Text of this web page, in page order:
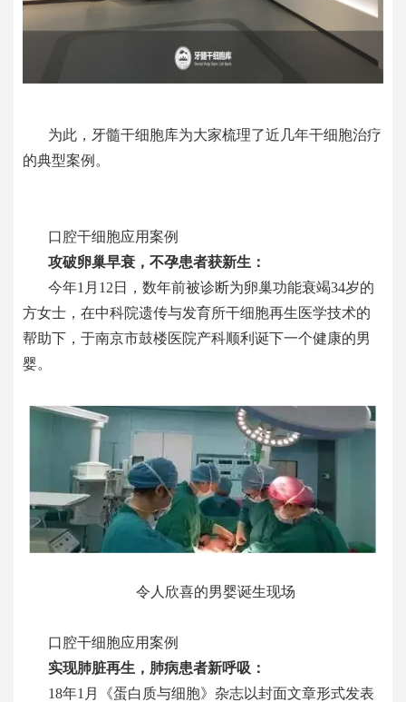
为此， 牙髓干细胞库为大家梳理了近几年干细胞治疗
的典型案例。
口腔干细胞应用案例
攻破卵巢早衰，不孕患者获新生 ：
今年1月12日，数年前被诊断为卵巢功能衰竭34岁的
方女士，在中科院遗传与发育所干细胞再生医学技术的
帮助下，于南京市鼓楼医院产科顺利诞下一个健康的男
婴。
令人欣喜的男婴诞生现场
口腔干细胞应用案例
实现肺脏再生，肺病患者新呼吸 ：
18年1月
《蛋白质与细胞》杂志以封面文章形式发表